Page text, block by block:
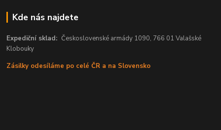
Kde nás najdete
Expediční sklad:Československé armády 1090, 766 01 Valašské
Klobouky
Zásilky odesíláme po celé ČR a na Slovensko